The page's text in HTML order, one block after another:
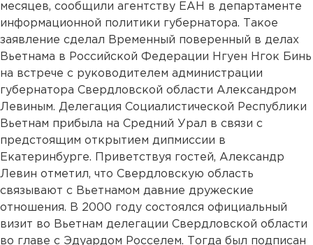
месяцев, сообщили агентству ЕАН в департаменте
информационной политики губернатора. Такое
заявление сделал Временный поверенный в делах
Вьетнама в Российской Федерации Нгуен Нгок Бинь
на встрече с руководителем администрации
губернатора Свердловской области Александром
Левиным. Делегация Социалистической Республики
Вьетнам прибыла на Средний Урал в связи с
предстоящим открытием дипмиссии в
Екатеринбурге. Приветствуя гостей, Александр
Левин отметил, что Свердловскую область
связывают с Вьетнамом давние дружеские
отношения. В 2000 году состоялся официальный
визит во Вьетнам делегации Свердловской области
во главе с Эдуардом Росселем. Тогда был подписан